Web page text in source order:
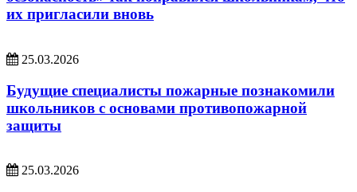
их пригласили вновь
25.03.2026
Будущие специалисты пожарные познакомили
школьников с основами противопожарной
защиты
25.03.2026